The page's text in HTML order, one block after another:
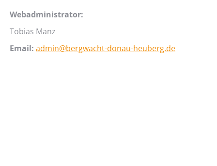
Webadministrator:
Tobias Manz
Email: admin@bergwacht-donau-heuberg.de